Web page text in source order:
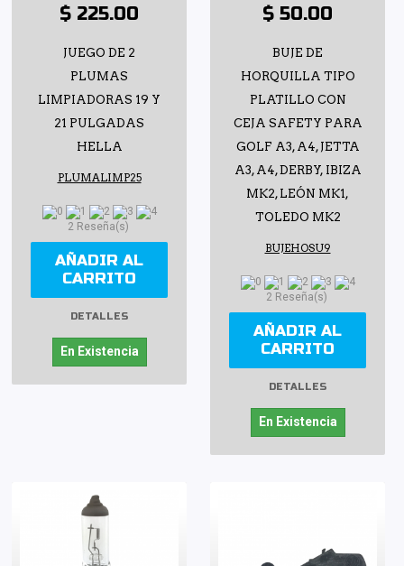
$ 225.00
JUEGO DE 2
PLUMAS
LIMPIADORAS 19 Y
21 PULGADAS
HELLA
PLUMALIMP25
2 Reseña(s)
AÑADIR AL
CARRITO
DETALLES
En Existencia
$ 50.00
BUJE DE
HORQUILLA TIPO
PLATILLO CON
CEJA SAFETY PARA
GOLF A3, A4, JETTA
A3, A4, DERBY, IBIZA
MK2, LEÓN MK1,
TOLEDO MK2
BUJEHOSU9
2 Reseña(s)
AÑADIR AL
CARRITO
DETALLES
En Existencia